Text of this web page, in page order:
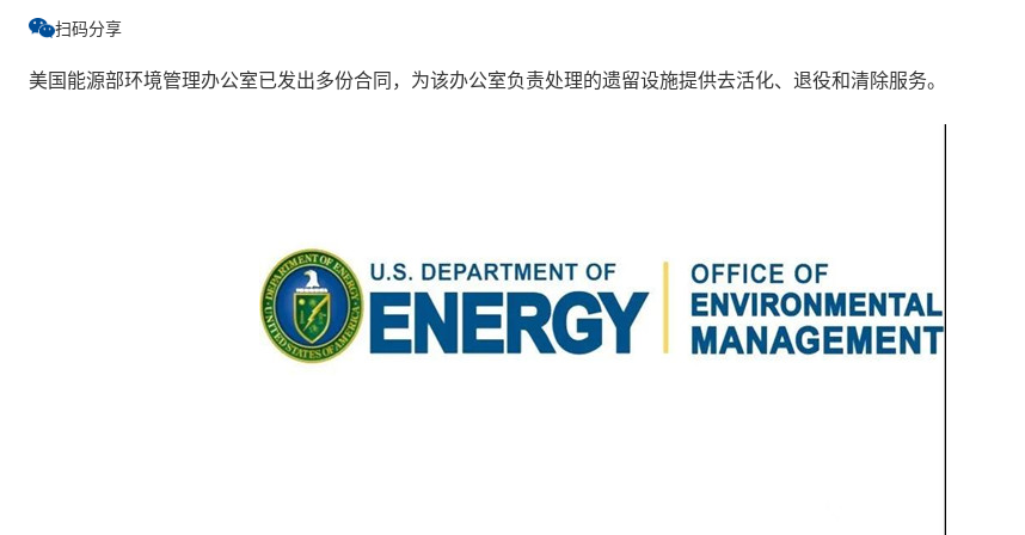
扫码分享
美国能源部环境管理办公室已发出多份合同，为该办公室负责处理的遗留设施提供去活化、退役和清除服务。